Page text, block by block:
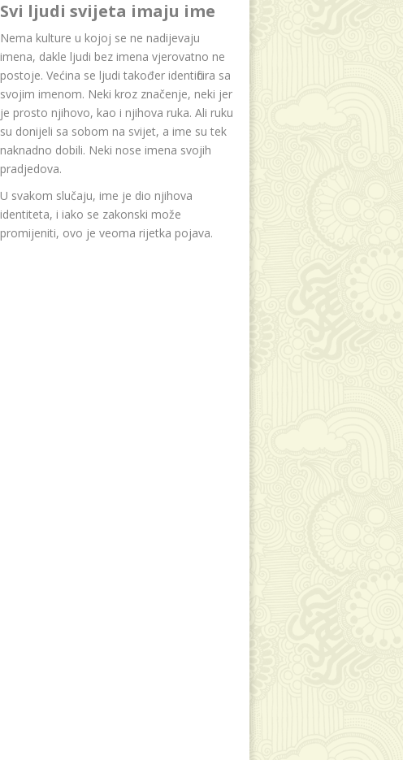
Svi ljudi svijeta imaju ime
Nema kulture u kojoj se ne nadijevaju
imena, dakle ljudi bez imena vjerovatno ne
postoje. Većina se ljudi također identificira sa
svojim imenom. Neki kroz značenje, neki jer
je prosto njihovo, kao i njihova ruka. Ali ruku
su donijeli sa sobom na svijet, a ime su tek
naknadno dobili. Neki nose imena svojih
pradjedova.
U svakom slučaju, ime je dio njihova
identiteta, i iako se zakonski može
promijeniti, ovo je veoma rijetka pojava.